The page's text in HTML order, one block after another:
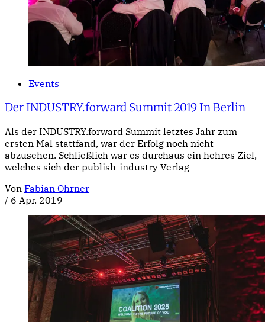
Events
Der INDUSTRY.forward Summit 2019 In Berlin
Als der INDUSTRY.forward Summit letztes Jahr zum
ersten Mal stattfand, war der Erfolg noch nicht
abzusehen. Schließlich war es durchaus ein hehres Ziel,
welches sich der publish-industry Verlag
Von Fabian Ohrner
/ 6 Apr. 2019